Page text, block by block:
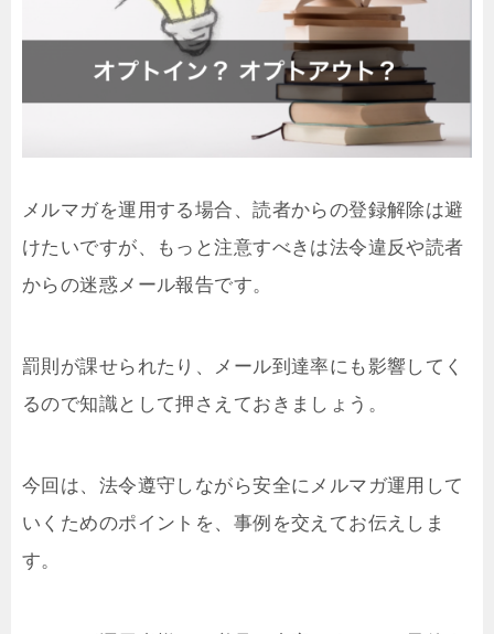
メルマガを運用する場合、読者からの登録解除は避
けたいですが、もっと注意すべきは法令違反や読者
からの迷惑メール報告です。
罰則が課せられたり、メール到達率にも影響してく
るので知識として押さえておきましょう。
今回は、法令遵守しながら安全にメルマガ運用して
いくためのポイントを、事例を交えてお伝えしま
す。